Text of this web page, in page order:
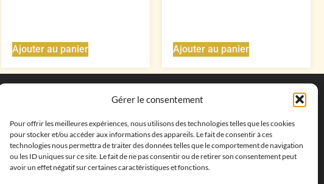
Gérer le consentement
Pour offrir les meilleures expériences, nous utilisons des technologies telles que les cookies
pour stocker et/ou accéder aux informations des appareils. Le fait de consentir à ces
technologies nous permettra de traiter des données telles que le comportement de navigation
ou les ID uniques sur ce site. Le fait de ne pas consentir ou de retirer son consentement peut
avoir un effet négatif sur certaines caractéristiques et fonctions.
Ajouter au panier Ajouter au panier
Coordonnées
cléments, 13500 Martigues, France
Téléphone : ‭+33652313256‬
Email :feves.collecstore@gmail.com